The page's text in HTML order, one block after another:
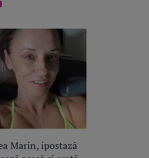
Marin, ipostază